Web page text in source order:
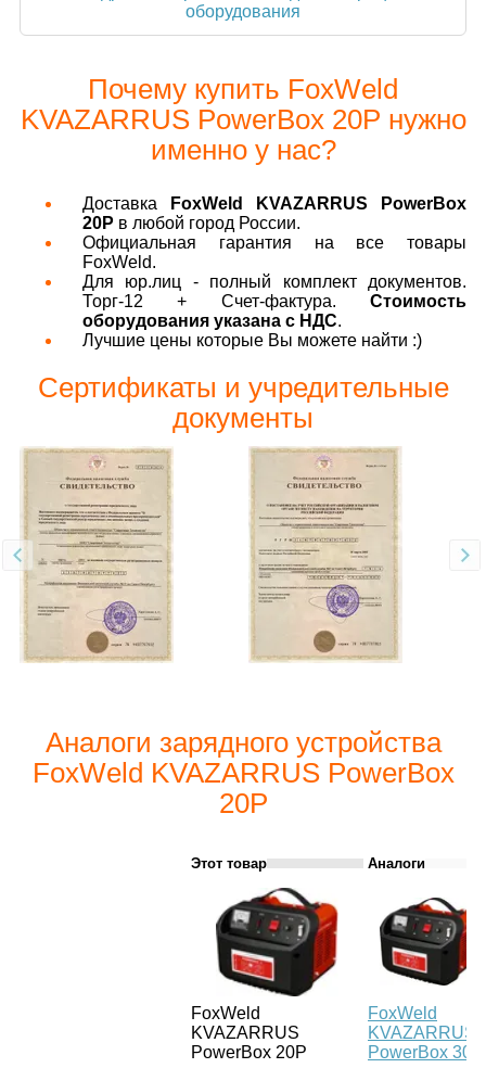
оборудования
Почему купить FoxWeld
KVAZARRUS PowerBox 20P нужно
именно у нас?
Доставка
FoxWeld KVAZARRUS PowerBox
20P в любой город России.
Официальная гарантия на все товары
FoxWeld.
Для юр.лиц - полный комплект документов.
Торг-12 + Счет-фактура. Стоимость
оборудования указана с НДС.
Лучшие цены которые Вы можете найти :)
Сертификаты и учредительные
документы
Аналоги зарядного устройства
FoxWeld KVAZARRUS PowerBox
20P
Этот товар Аналоги
FoxWeld
KVAZARRUS
PowerBox 20P
FoxWeld
KVAZARRUS
PowerBox 30P